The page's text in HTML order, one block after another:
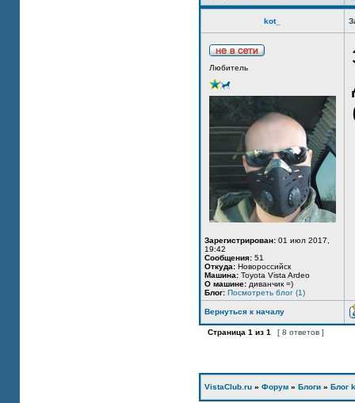
kot_
Любитель
Зарегистрирован: 01 июл 2017,
19:42
Сообщения: 51
Откуда: Новороссийск
Машина: Toyota Vista Ardeo
О машине: диванчик =)
Блог: Посмотреть блог (1)
Вернуться к началу
Страница 1 из 1 [ 8 ответов ]
VistaClub.ru » Форум » Блоги » Блог